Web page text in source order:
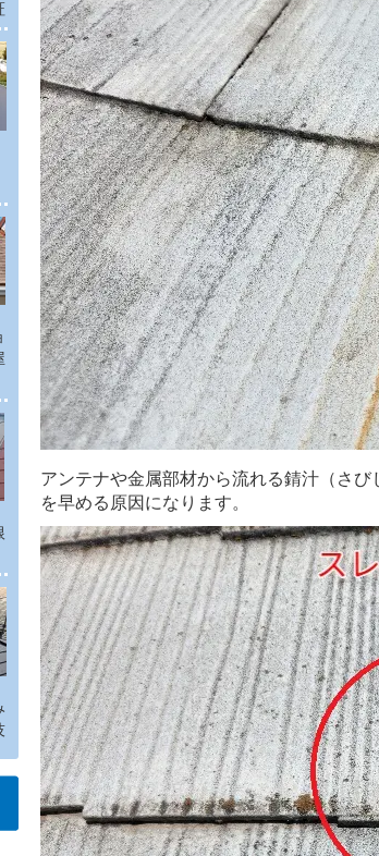
アンテナや金属部材から流れる錆汁（さ
を早める原因になります。